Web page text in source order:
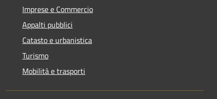
Imprese e Commercio
Appalti pubblici
Catasto e urbanistica
Turismo
Mobilità e trasporti